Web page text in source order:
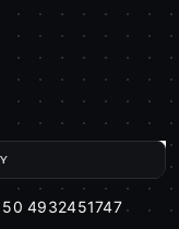
4932451747